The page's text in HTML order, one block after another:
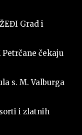
ŽEĐI Grad i
Petrčane čekaju
s. M. Valburga
sorti i zlatnih